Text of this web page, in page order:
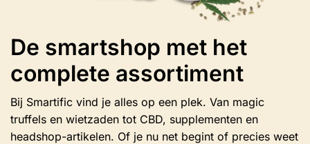
De smartshop met het
complete assortiment
Bij Smartific vind je alles op een plek. Van magic
truffels en wietzaden tot CBD, supplementen en
headshop-artikelen. Of je nu net begint of precies weet